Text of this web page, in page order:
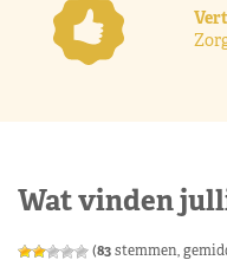
Wat vinden
(83stemmen,